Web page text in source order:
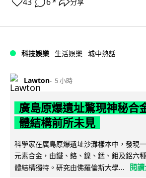
↗
科技娛樂 生活娛樂 城中熱話
Lawton 5 小時
廣島原爆遺址驚現神秘合
體結構前所未見
科學家在廣島原爆遺址沙灘樣本中，發現
元素合金，由鐵、鉻、鎳、錳、鉬及鋁六
體結構獨特。研究由佛羅倫斯大學...
閱